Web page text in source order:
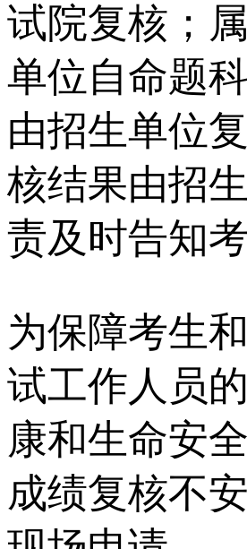
试院复核；
单位自命题
由招生单位
核结果由招
责及时告知考
为保障考生
试工作人员
康和生命安
成绩复核不